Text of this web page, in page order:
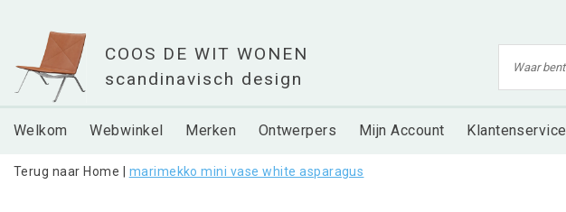
Welkom Webwinkel Merken Ontwerpers Mijn Account Klantenservice
Terug naar Home marimekko mini vase white asparagus